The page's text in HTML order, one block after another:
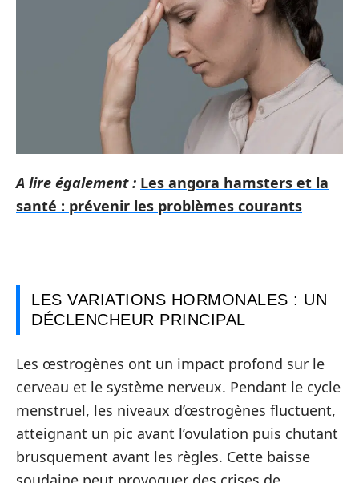
A lire également : Les angora hamsters et la
santé : prévenir les problèmes courants
LES VARIATIONS HORMONALES : UN
DÉCLENCHEUR PRINCIPAL
Les œstrogènes ont un impact profond sur le
cerveau et le système nerveux. Pendant le cycle
menstruel, les niveaux d’œstrogènes fluctuent,
atteignant un pic avant l’ovulation puis chutant
brusquement avant les règles. Cette baisse